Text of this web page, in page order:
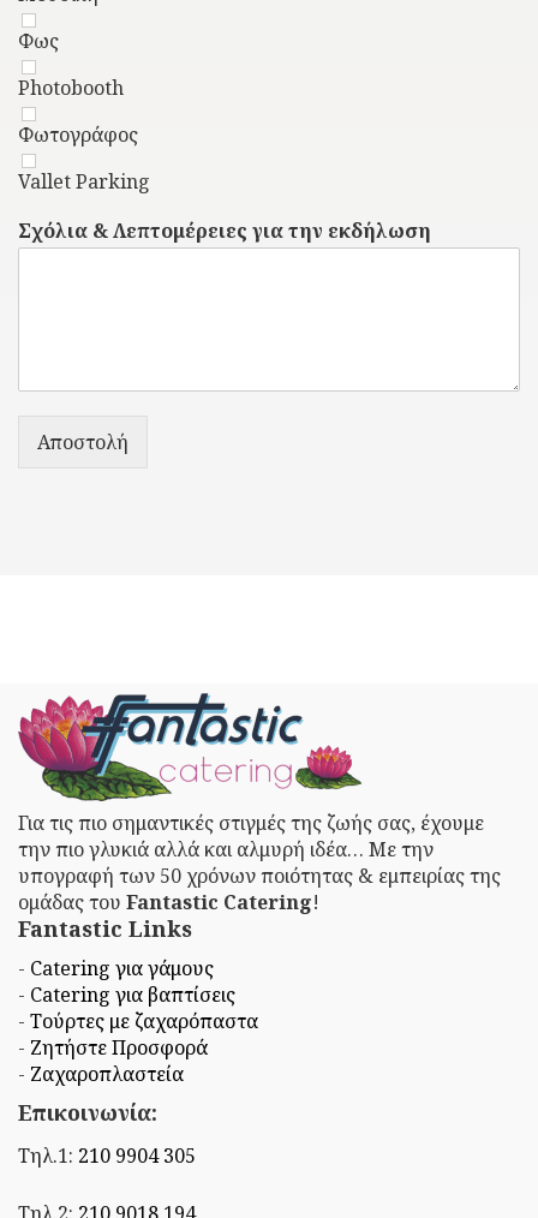
Φως
Photobooth
Φωτογράφος
Vallet Parking
Σχόλια & Λεπτομέρειες για την εκδήλωση
Αποστολή
Για τις πιο σημαντικές στιγμές της ζωής σας, έχουμε
την πιο γλυκιά αλλά και αλμυρή ιδέα… Με την
υπογραφή των 50 χρόνων ποιότητας & εμπειρίας της
ομάδας του Fantastic Catering!
Fantastic Links
- Catering για γάμους
- Catering για βαπτίσεις
- Τούρτες με ζαχαρόπαστα
- Ζητήστε Προσφορά
- Ζαχαροπλαστεία
Επικοινωνία:
Τηλ.1: 210 9904 305
Τηλ.2: 210 9018 194